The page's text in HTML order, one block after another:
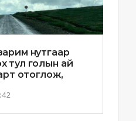
нутгаар
тул голын ай
отоглож,